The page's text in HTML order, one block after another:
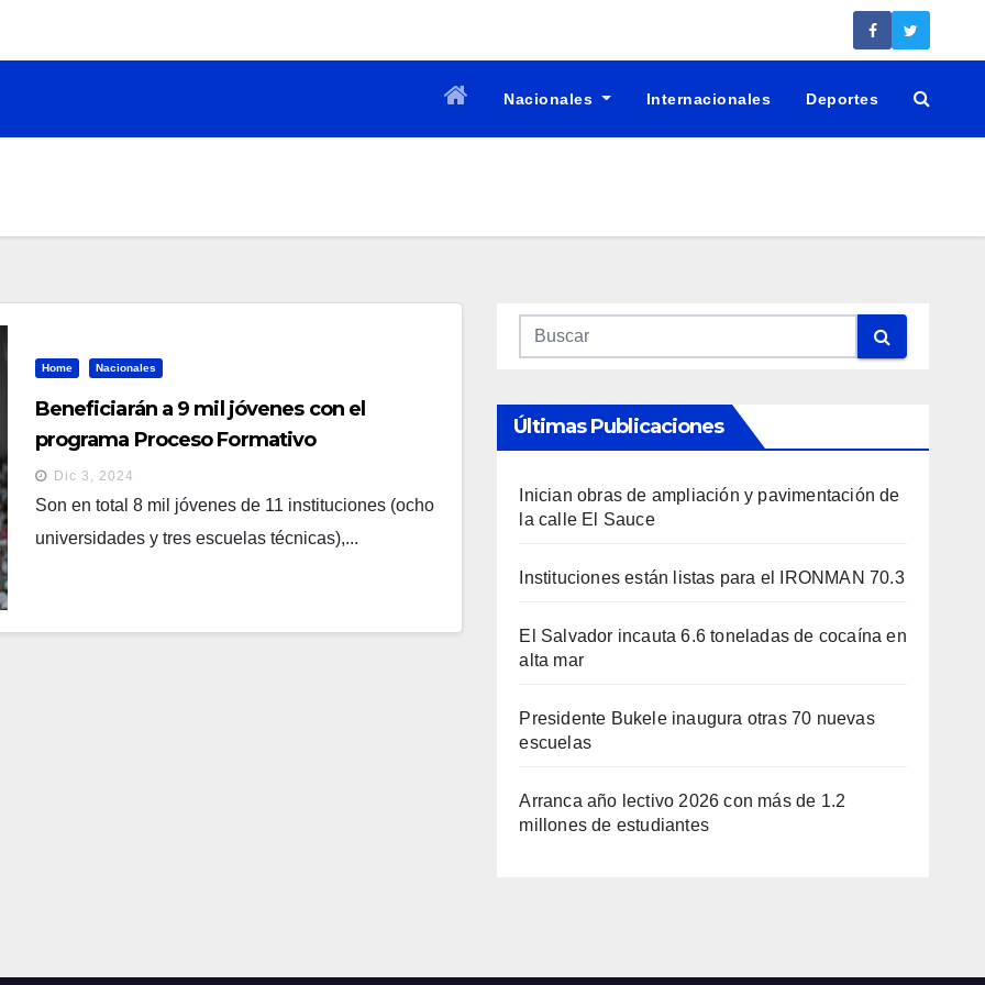
Nacionales Internacionales Deportes
Home Nacionales
Beneficiarán a 9 mil jóvenes con el
programa Proceso Formativo
Dic 3, 2024
Son en total 8 mil jóvenes de 11 instituciones (ocho
universidades y tres escuelas técnicas),...
Últimas Publicaciones
Inician obras de ampliación y pavimentación de
la calle El Sauce
Instituciones están listas para el IRONMAN 70.3
El Salvador incauta 6.6 toneladas de cocaína en
alta mar
Presidente Bukele inaugura otras 70 nuevas
escuelas
Arranca año lectivo 2026 con más de 1.2
millones de estudiantes